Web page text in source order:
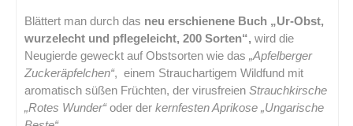
Blättert man durch das neu erschienene Buch „Ur-Obst,
wurzelecht und pflegeleicht, 200 Sorten“, wird die
Neugierde geweckt auf Obstsorten wie das „Apfelberger
Zuckeräpfelchen“, einem Strauchartigem Wildfund mit
aromatisch süßen Früchten, der virusfreien Strauchkirsche
„Rotes Wunder“oder der kernfesten Aprikose „Ungarische